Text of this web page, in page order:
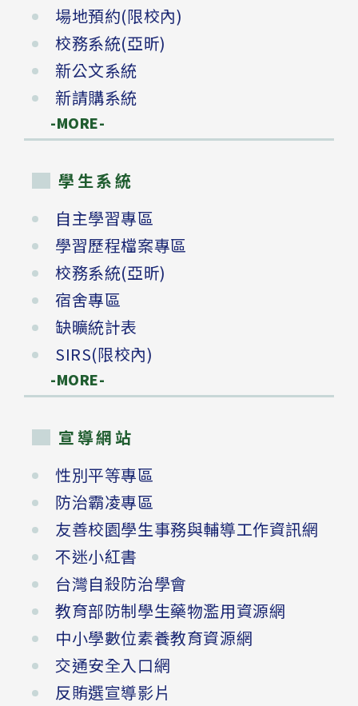
場地預約(限校內)
校務系統(亞昕)
新公文系統
新請購系統
-MORE-
學生系統
自主學習專區
學習歷程檔案專區
校務系統(亞昕)
宿舍專區
缺曠統計表
SIRS(限校內)
-MORE-
宣導網站
性別平等專區
防治霸凌專區
友善校園學生事務與輔導工作資訊網
不迷小紅書
台灣自殺防治學會
教育部防制學生藥物濫用資源網
中小學數位素養教育資源網
交通安全入口網
反賄選宣導影片